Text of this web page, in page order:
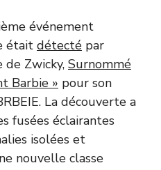
événement
était détecté par
de Zwicky, Surnommé
Barbie » pour son
La découverte a
fusées éclairantes
isolées et
nouvelle classe